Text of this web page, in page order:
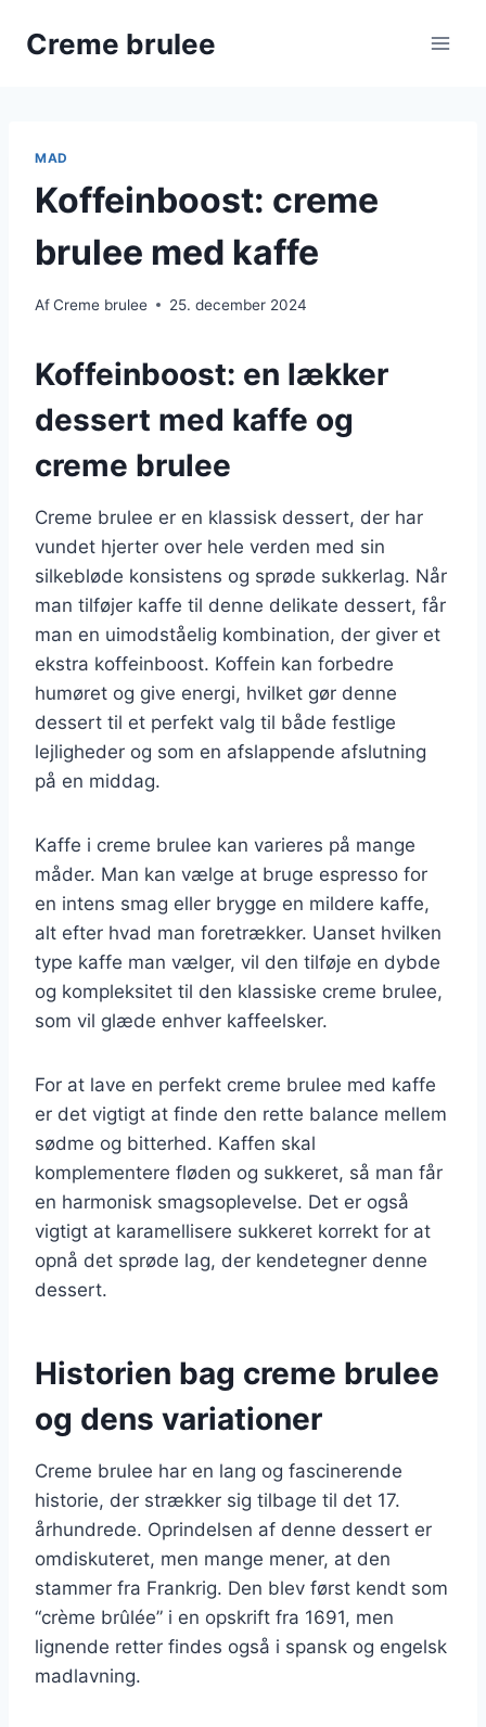
Creme brulee
MAD
Koffeinboost: creme
brulee med kaffe
AfCreme brulee 25. december 2024
Koffeinboost: en lækker
dessert med kaffe og
creme brulee
Creme brulee er en klassisk dessert, der har
vundet hjerter over hele verden med sin
silkebløde konsistens og sprøde sukkerlag. Når
man tilføjer kaffe til denne delikate dessert, får
man en uimodståelig kombination, der giver et
ekstra koffeinboost. Koffein kan forbedre
humøret og give energi, hvilket gør denne
dessert til et perfekt valg til både festlige
lejligheder og som en afslappende afslutning
på en middag.
Kaffe i creme brulee kan varieres på mange
måder. Man kan vælge at bruge espresso for
en intens smag eller brygge en mildere kaffe,
alt efter hvad man foretrækker. Uanset hvilken
type kaffe man vælger, vil den tilføje en dybde
og kompleksitet til den klassiske creme brulee,
som vil glæde enhver kaffeelsker.
For at lave en perfekt creme brulee med kaffe
er det vigtigt at finde den rette balance mellem
sødme og bitterhed. Kaffen skal
komplementere fløden og sukkeret, så man får
en harmonisk smagsoplevelse. Det er også
vigtigt at karamellisere sukkeret korrekt for at
opnå det sprøde lag, der kendetegner denne
dessert.
Historien bag creme brulee
og dens variationer
Creme brulee har en lang og fascinerende
historie, der strækker sig tilbage til det 17.
århundrede. Oprindelsen af denne dessert er
omdiskuteret, men mange mener, at den
stammer fra Frankrig. Den blev først kendt som
“crème brûlée” i en opskrift fra 1691, men
lignende retter findes også i spansk og engelsk
madlavning.